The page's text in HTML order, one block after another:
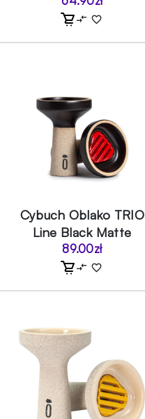
Cybuch Oblako TRIO
Line Black Matte
89.00zł